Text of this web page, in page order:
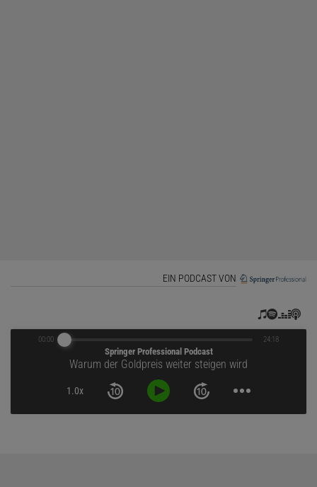
EIN PODCAST VON
Springer Professional Podcast
Warum der Goldpreis weiter steigen wird
1.0x
00:00 24:18